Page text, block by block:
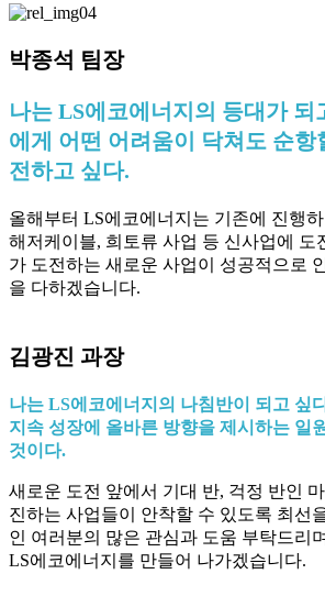
박종석 팀장
나는 LS에코에너지의 등대가 되
에게 어떤 어려움이 닥쳐도 순항
전하고 싶다.
올해부터 LS에코에너지는 기존에 진행
해저케이블, 희토류 사업 등 신사업에 도
가 도전하는 새로운 사업이 성공적으로
을 다하겠습니다.
김광진 과장
나는 LS에코에너지의 나침반이 되고 싶
지속 성장에 올바른 방향을 제시하는 일
것이다.
새로운 도전 앞에서 기대 반, 걱정 반인
진하는 사업들이 안착할 수 있도록 최선
인 여러분의 많은 관심과 도움 부탁드리
LS에코에너지를 만들어 나가겠습니다.